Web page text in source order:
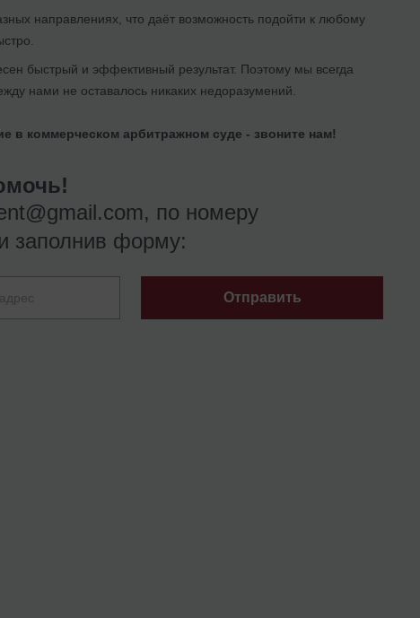
направлениях, что даёт возможность подойти к любому
быстрый и эффективный результат. Поэтому мы всегда
нами не оставалось никаких недоразумений.
в коммерческом арбитражном суде - звоните нам!
, по номеру
заполнив форму:
Отправить